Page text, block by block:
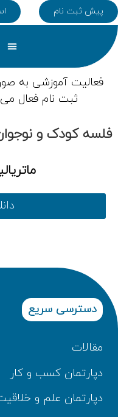
پیش ثبت نام
فعالیت آموزشی به
ثبت نام فعال
فلسه کودک و
دسترسی سریع
مقالات
دپارتمان کسب و کار
دپارتمان علم و